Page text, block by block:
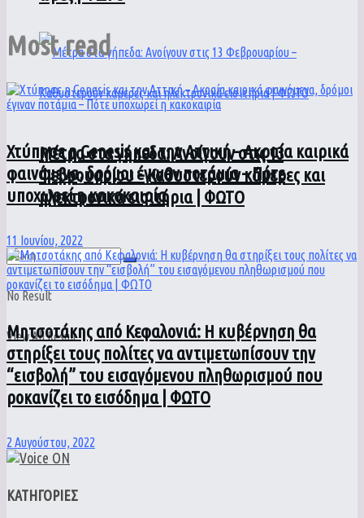
Μέτρα στα γήπεδα: Ανοίγουν στις 13
Φεβρουαρίου – Καθυστερούν κάμερες και
ηλεκτρονικά εισιτήρια | ΦΩΤΟ
No Result
View All Result
Most read
Χτύπησε η Genesis και την Αττική – Ακραία καιρικά
φαινόμενα, δρόμοι έγιναν ποτάμια – Πότε
υποχωρεί η κακοκαιρία
11 Ιουνίου, 2022
Μητσοτάκης από Κεφαλονιά: Η κυβέρνηση θα
στηρίξει τους πολίτες να αντιμετωπίσουν την
“εισβολή” του εισαγόμενου πληθωρισμού που
ροκανίζει το εισόδημα | ΦΩΤΟ
2 Αυγούστου, 2022
ΚΑΤΗΓΟΡΙΕΣ